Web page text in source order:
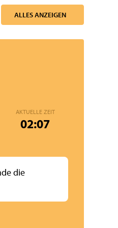
ALLES ANZEIGEN
AKTUELLE ZEIT
02:07
die